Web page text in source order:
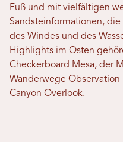
Fuß und mit vielfältigen
Sandsteinformationen,
des Windes und des
Highlights im Osten
Checkerboard Mesa, der
Wanderwege
Canyon Overlook.